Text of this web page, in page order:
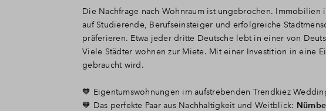
Die Nachfrage nach Wohnraum ist ungebrochen.
auf Studierende, Berufseinsteiger und erfolgreiche
präferieren. Etwa jeder dritte Deutsche lebt in einer von
Viele Städter wohnen zur Miete. Mit einer Investition in eine
gebraucht wird.
🧡 Eigentumswohnungen im aufstrebenden Trendkiez
🧡 Das perfekte Paar aus Nachhaltigkeit und Weitblick: